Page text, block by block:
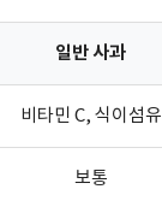
일반 사과
비타민 C, 식이섬유
보통